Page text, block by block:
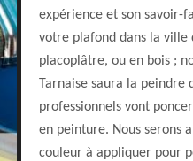
expérience et son savoir-
votre plafond dans la ville
placoplâtre, ou en bois ;
Tarnaise saura la peindre
professionnels vont
en peinture. Nous serons
couleur à appliquer pour